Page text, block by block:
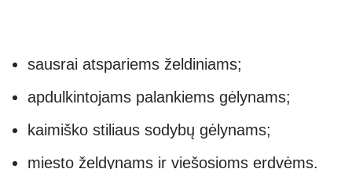
sausrai atspariems želdiniams;
apdulkintojams palankiems gėlynams;
kaimiško stiliaus sodybų gėlynams;
miesto želdynams ir viešosioms erdvėms.